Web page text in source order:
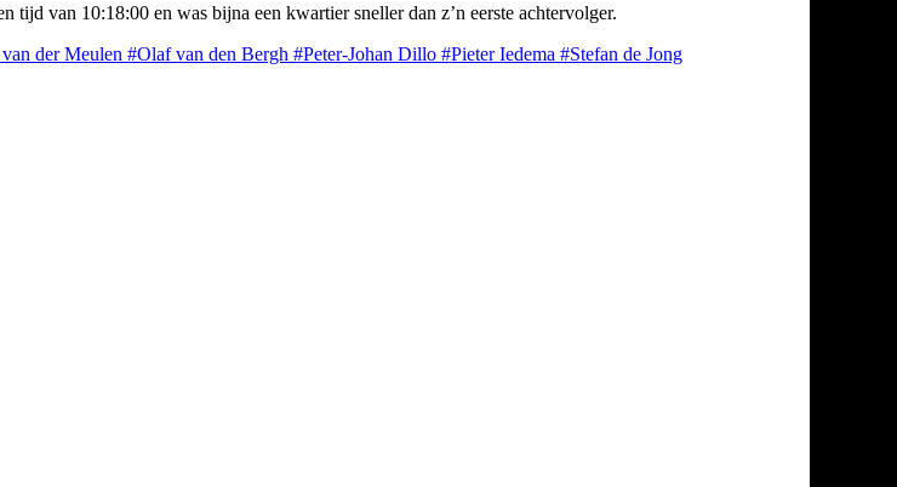
tijd van 10:18:00 en was bijna een kwartier sneller dan z’n eerste achtervolger.
der Meulen #Olaf van den Bergh #Peter-Johan Dillo #Pieter Iedema #Stefan de Jong